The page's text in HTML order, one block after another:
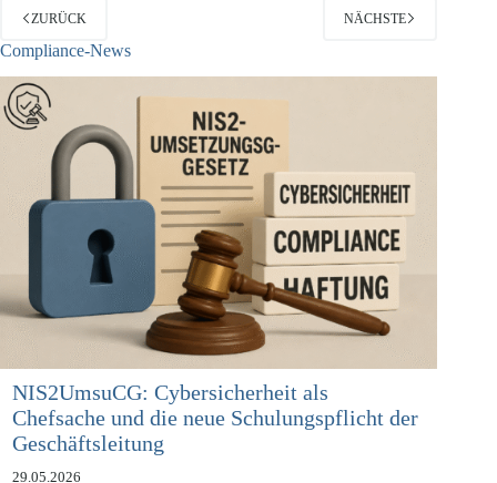
ZURÜCK
Compliance-News
NIS2UmsuCG: Cybersicherheit als
Chefsache und die neue Schulungspflicht der
Geschäftsleitung